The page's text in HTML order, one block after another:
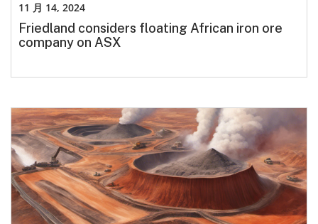
Friedland considers floating African iron ore
company on ASX
11 月 14, 2024